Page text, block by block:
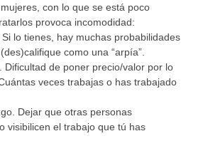
con lo que se está poco
provoca incomodidad:
lo tienes, hay muchas probabilidades
como una “arpía”.
Dificultad de poner precio/valor por lo
veces trabajas o has trabajado
Dejar que otras personas
visibilicen el trabajo que tú has